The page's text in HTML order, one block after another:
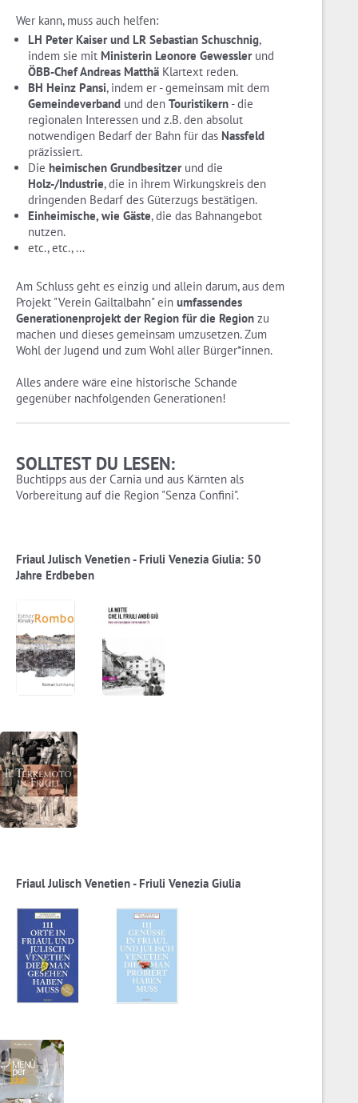
Wer kann, muss auch helfen:
LH Peter Kaiser und LR Sebastian Schuschnig,
indem sie mit Ministerin Leonore Gewesslerund
ÖBB-Chef Andreas Matthä Klartext reden.
BH Heinz Pansi, indem er - gemeinsam mit dem
Gemeindeverband und den Touristikern - die
regionalen Interessen und z.B. den absolut
notwendigen Bedarf der Bahn für das Nassfeld
präzissiert.
Die heimischen Grundbesitzerund die
Holz-/Industrie, die in ihrem Wirkungskreis den
dringenden Bedarf des Güterzugs bestätigen.
Einheimische, wie Gäste, die das Bahnangebot
nutzen.
etc., etc., ...
Am Schluss geht es einzig und allein darum, aus dem
Projekt "Verein Gailtalbahn" ein umfassendes
Generationenprojekt der Region für die Region zu
machen und dieses gemeinsam umzusetzen. Zum
Wohl der Jugend und zum Wohl aller Bürger*innen.
Alles andere wäre eine historische Schande
gegenüber nachfolgenden Generationen!
SOLLTEST DU LESEN:
Buchtipps aus der Carnia und aus Kärnten als
Vorbereitung auf die Region "Senza Confini".
Friaul Julisch Venetien - Friuli Venezia Giulia: 50
Jahre Erdbeben
Friaul Julisch Venetien - Friuli Venezia Giulia